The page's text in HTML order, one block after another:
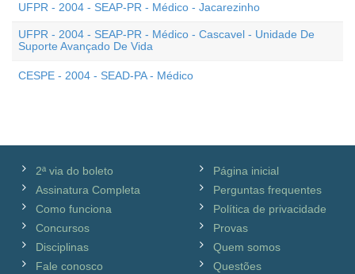
UFPR - 2004 - SEAP-PR - Médico - Jacarezinho
UFPR - 2004 - SEAP-PR - Médico - Cascavel - Unidade De
Suporte Avançado De Vida
CESPE - 2004 - SEAD-PA - Médico
2ª via do boleto
Assinatura Completa
Como funciona
Concursos
Disciplinas
Fale conosco
Página inicial
Perguntas frequentes
Política de privacidade
Provas
Quem somos
Questões